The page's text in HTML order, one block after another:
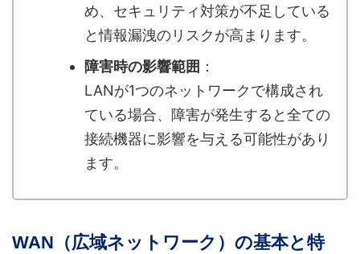
め、セキュリティ対策が不足している
と情報漏洩のリスクが高まります。
障害時の影響範囲 ：
LANが1つのネットワークで構成され
ている場合、障害が発生すると全ての
接続機器に影響を与える可能性があり
ます。
WAN（広域ネットワーク）の基本と特